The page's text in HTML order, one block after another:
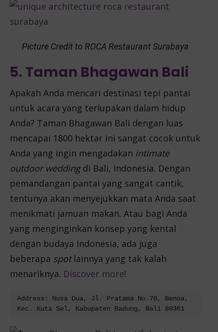
Picture Credit to ROCA Restaurant Surabaya
5. Taman Bhagawan Bali
Apakah Anda mencari destinasi tepi pantai
untuk acara yang terlupakan dalam hidup
Anda? Taman Bhagawan Bali dengan luas
mencapai 1800 hektar ini sangat cocok untuk
Anda yang ingin mengadakan intimate
outdoor weddingdi Bali, Indonesia. Dengan
pemandangan pantai yang sangat cantik,
tentunya akan menyejukkan mata Anda saat
menikmati jamuan makan. Atau bagi Anda
yang menginginkan konsep yang kental
dengan budaya Indonesia, ada juga
beberapa spot lainnya yang tak kalah
menariknya. Discover more!
Address: Nusa Dua, Jl. Pratama No.70, Benoa,
Kec. Kuta Sel, Kabupaten Badung, Bali 80361